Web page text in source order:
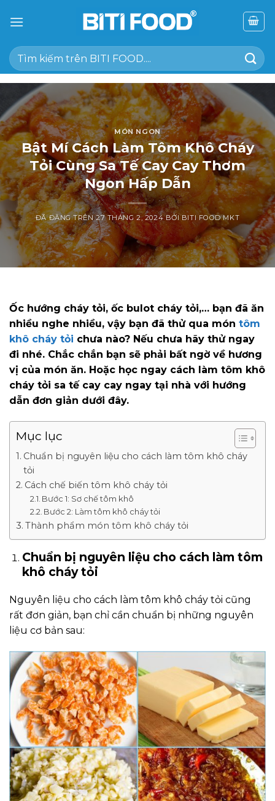
đến
dung
Tìm
kiếm:
MÓN NGON
Bật Mí Cách Làm Tôm Khô Cháy
Tỏi Cùng Sa Tế Cay Cay Thơm
Ngon Hấp Dẫn
ĐÃ ĐĂNG TRÊN27 THÁNG 2, 2024 BỞIBITI FOOD MKT
Ốc hướng cháy tỏi, ốc bulot cháy tỏi,… bạn đã ăn
nhiều nghe nhiều, vậy bạn đã thử qua món tôm
khô cháy tỏi chưa nào? Nếu chưa hãy thử ngay
đi nhé. Chắc chắn bạn sẽ phải bất ngờ về hương
vị của món ăn. Hoặc học ngay cách làm tôm khô
cháy tỏi sa tế cay cay ngay tại nhà với hướng
dẫn đơn giản dưới đây.
Mục lục
Chuẩn bị nguyên liệu cho cách làm tôm khô cháy
tỏi
Cách chế biến tôm khô cháy tỏi
Bước 1: Sơ chế tôm khô
Bước 2: Làm tôm khô cháy tỏi
Thành phẩm món tôm khô cháy tỏi
Chuẩn bị nguyên liệu cho cách làm tôm
khô cháy tỏi
Nguyên liệu cho cách làm tôm khô cháy tỏi cũng
rất đơn giản, bạn chỉ cần chuẩn bị những nguyên
liệu cơ bản sau: